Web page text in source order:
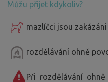
Můžu přijet kdykoliv?
mazlíčci jsou zakázáni
rozdělávání ohně
Při rozdělávání